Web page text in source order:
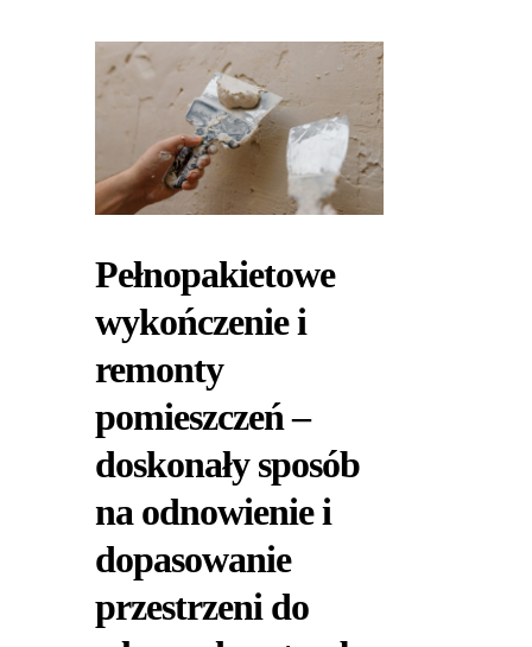
Pełnopakietowe
wykończenie i
remonty
pomieszczeń –
doskonały sposób
na odnowienie i
dopasowanie
przestrzeni do